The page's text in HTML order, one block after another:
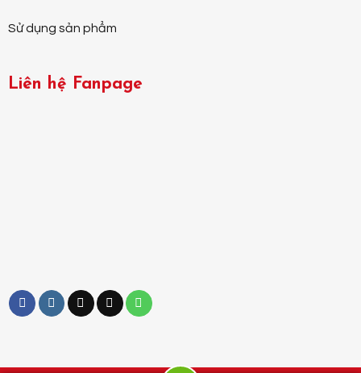
Sử dụng sản phẩm
Liên hệ Fanpage